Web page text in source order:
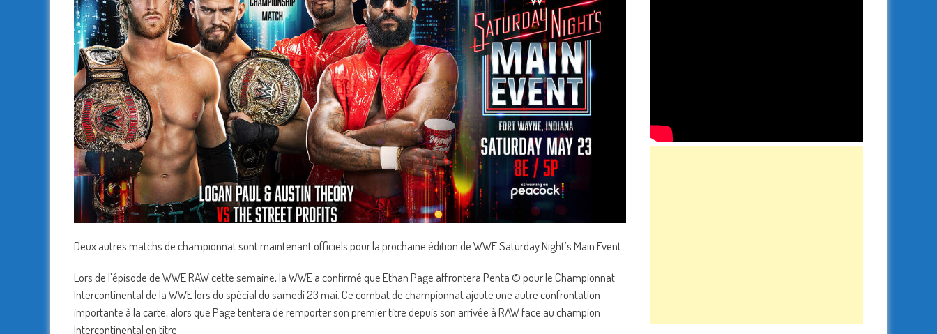
Deux autres matchs de championnat sont maintenant officiels pour la prochaine édition de WWE Saturday Night’s Main Event.
Lors de l’épisode de WWE RAW cette semaine, la WWE a confirmé que Ethan Page affrontera Penta © pour le Championnat
Intercontinental de la WWE lors du spécial du samedi 23 mai. Ce combat de championnat ajoute une autre confrontation
importante à la carte, alors que Page tentera de remporter son premier titre depuis son arrivée à RAW face au champion
Intercontinental en titre.